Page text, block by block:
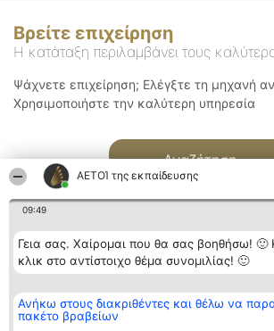
ΑΕΤΟΊ της εκπαίδευσης
09:49
Γεια σας. Χαίρομαι που θα σας βοηθήσω! 🙂
κλικ στο αντίστοιχο θέμα συνομιλίας! 🙂
Ανήκω στους διακριθέντες και θέλω να
πακέτο βραβείων
Βρείτε επιχείρηση
Η κατάταξη περιλαμβάνει τους
Ψάχνετε επιχείρηση; Ελέγξτε τη μηχανή
Χρησιμοποιήστε την καλύτερη υπηρεσία
Αναζήτηση
Διοργανωτής της
κατάταξης
BEAUTIFUL COMPANY
Κατάταξη
Διακριθέντες